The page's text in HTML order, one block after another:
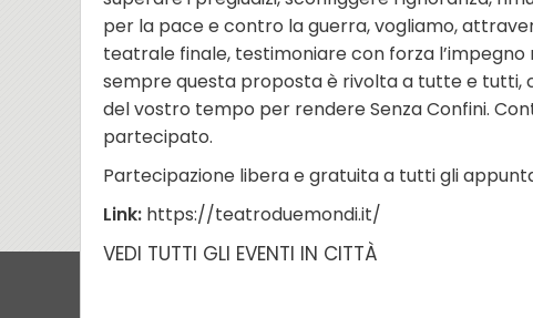
per la pace e contro la guerra, vogliamo,
teatrale finale, testimoniare con forza l’impegno
sempre questa proposta è rivolta a tutte e tutti,
del vostro tempo per rendere Senza Confini.
partecipato.
Partecipazione libera e gratuita a tutti gli
Link: https://teatroduemondi.it/
VEDI TUTTI GLI EVENTI IN CITTÀ